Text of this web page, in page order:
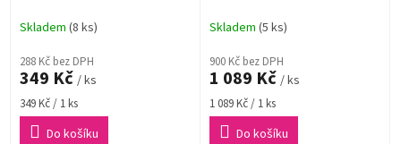
černý | VINTAGE
Skladem (8 ks)
288 Kč bez DPH
349 Kč / ks
Měrná
cena:
349 Kč / 1 ks
Do košíku
Skladem (5 ks)
900 Kč bez DPH
1 089 Kč / ks
Měrná
cena:
1 089 Kč / 1 ks
Do košíku